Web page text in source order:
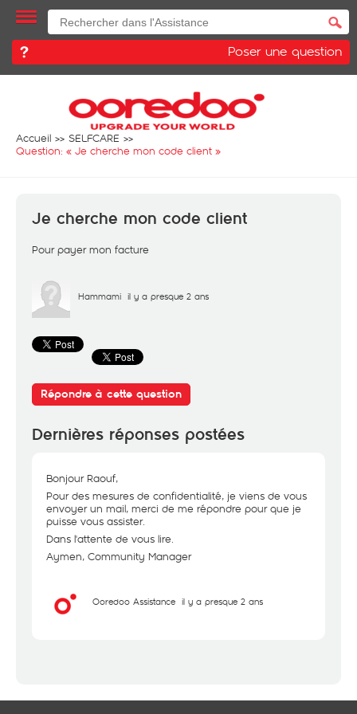
Poser une question
Accueil
SELFCARE
Question: « Je cherche mon code client »
Je cherche mon code client
Pour payer mon facture
Hammami il y a presque 2 ans
Répondre à cette question
Dernières réponses postées
Bonjour Raouf,
Pour des mesures de confidentialité, je viens de vous
envoyer un mail, merci de me répondre pour que je
puisse vous assister.
Dans l'attente de vous lire.
Aymen, Community Manager
Ooredoo Assistance il y a presque 2 ans